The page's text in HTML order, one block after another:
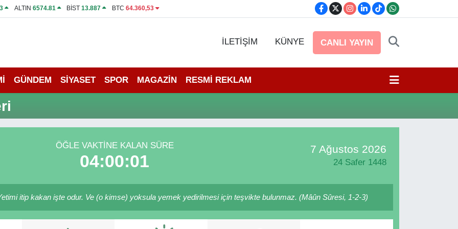
ALTIN 6574.81 BİST13.887 BTC 64.360,53
İLETİŞİM KÜNYE CANLI YAYIN
GÜNDEM SİYASET SPOR MAGAZİN RESMİ REKLAM
ÖĞLE VAKTINE KALAN SÜRE
04:00:01
7 Ağustos 2026
24 Safer 1448
itip kakan işte odur. Ve (o kimse) yoksula yemek yedirilmesi için teşvikte bulunmaz. (Mâûn Sûresi, 1-2-3)